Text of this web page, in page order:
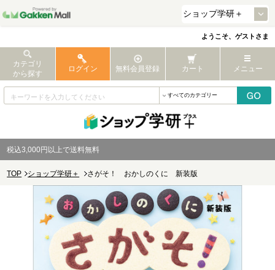
ようこそ、ゲストさま
カテゴリ
から探す
ログイン 無料会員登録 カート メニュー
税込3,000円以上で送料無料
TOP ショップ学研＋ さがそ！ おかしのくに 新装版